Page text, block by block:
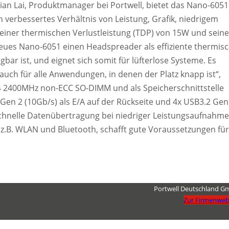
Lai, Produktmanager bei Portwell, bietet das Nano-6051
verbessertes Verhältnis von Leistung, Grafik, niedrigem
thermischen Verlustleistung (TDP) von 15W und
Nano-6051 einen Headspreader als effiziente
ist, und eignet sich somit für lüfterlose Systeme. Es
für alle Anwendungen, in denen der Platz knapp ist“,
non-ECC SO-DIMM und als Speicherschnittstelle
2 (10Gb/s) als E/A auf der Rückseite und 4x USB3.2 Gen
Datenübertragung bei niedriger
WLAN und Bluetooth, schafft gute Voraussetzungen für
Portwell Deutschland
Zur